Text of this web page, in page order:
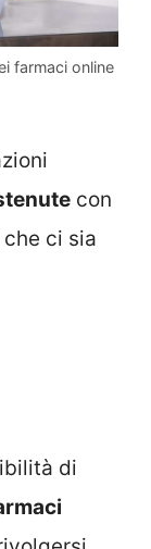
farmaci online
con
che ci sia
di